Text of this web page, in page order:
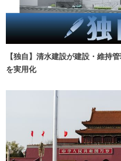
【独自】清水建設が建設・維持
を実用化